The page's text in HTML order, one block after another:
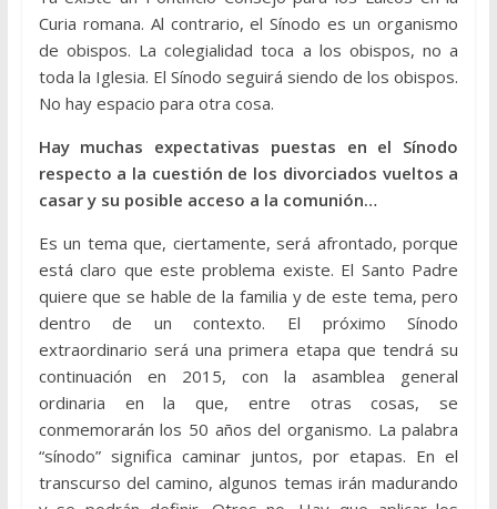
Curia romana. Al contrario, el Sínodo es un organismo
de obispos. La colegialidad toca a los obispos, no a
toda la Iglesia. El Sínodo seguirá siendo de los obispos.
No hay espacio para otra cosa.
Hay muchas expectativas puestas en el Sínodo
respecto a la cuestión de los divorciados vueltos a
casar y su posible acceso a la comunión…
Es un tema que, ciertamente, será afrontado, porque
está claro que este problema existe. El Santo Padre
quiere que se hable de la familia y de este tema, pero
dentro de un contexto. El próximo Sínodo
extraordinario será una primera etapa que tendrá su
continuación en 2015, con la asamblea general
ordinaria en la que, entre otras cosas, se
conmemorarán los 50 años del organismo. La palabra
“sínodo” significa caminar juntos, por etapas. En el
transcurso del camino, algunos temas irán madurando